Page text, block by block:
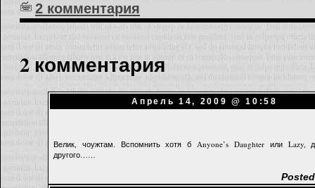
2 комментария
2 комментария
Апрель 14, 2009 @ 10:58
Велик, чоужтам. Вспомнить хотя б Anyone’s Daughter или Lazy,
другого……